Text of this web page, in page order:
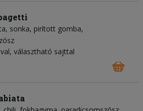
sonka pirított gomba
választható sajttal